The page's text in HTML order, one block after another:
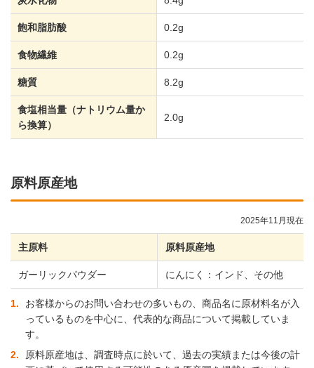
飽和脂肪酸 0.2g
食物繊維 0.2g
糖質 8.2g
食塩相当量（ナトリウム量か
ら換算）
2.0g
原料原産地
2025年11月現在
主原料 原料原産地
ガーリックパウダー にんにく：インド、その他
1
お客様からのお問い合わせの多いもの、商品名に原材料名が入
っているものを中心に、代表的な商品について掲載していま
す。
2
原料原産地は、調査時点に於いて、過去の実績または今後の計